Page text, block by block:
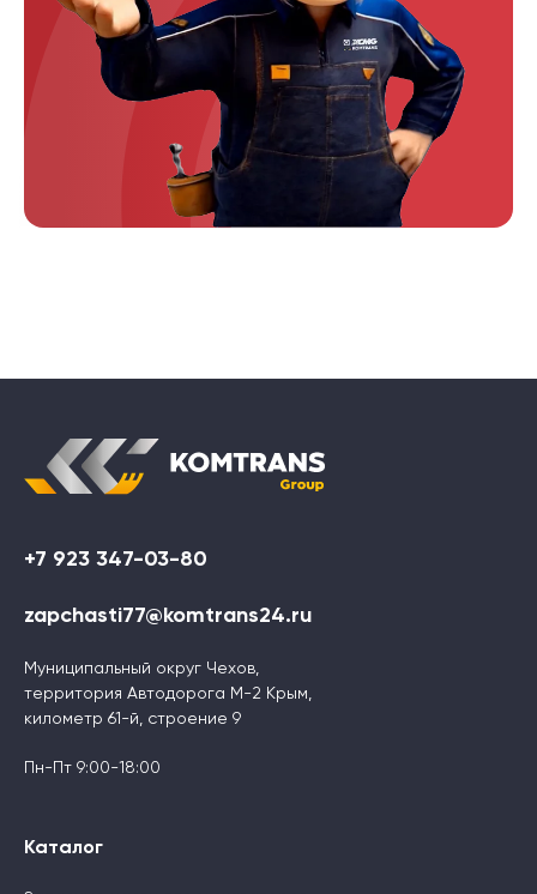
+7 923 347-03-80
zapchasti77@komtrans24.ru
Муниципальный округ Чехов,
территория Автодорога М-2 Крым,
километр 61-й, строение 9
Пн-Пт 9:00-18:00
Каталог